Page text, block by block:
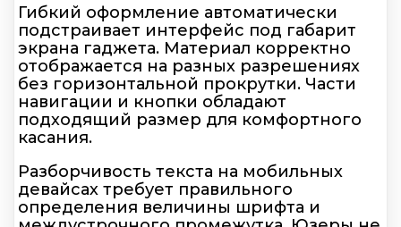
Гибкий оформление автоматически
подстраивает интерфейс под габарит
экрана гаджета. Материал корректно
отображается на разных разрешениях
без горизонтальной прокрутки. Части
навигации и кнопки обладают
подходящий размер для комфортного
касания.
Разборчивость текста на мобильных
девайсах требует правильного
определения величины шрифта и